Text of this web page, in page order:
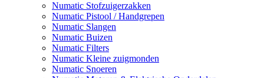
Numatic Stofzuigerzakken
Numatic Pistool / Handgrepen
Numatic Slangen
Numatic Buizen
Numatic Filters
Numatic Kleine zuigmonden
Numatic Snoeren